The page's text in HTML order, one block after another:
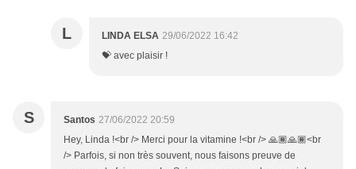
L LINDA ELSA 29/06/2022 16:42
💝 avec plaisir !
S Santos 27/06/2022 20:59
Hey, Linda !<br /> Merci pour la vitamine !<br /> 🙏🏾🙏🏾<br
/> Parfois, si non très souvent, nous faisons preuve de